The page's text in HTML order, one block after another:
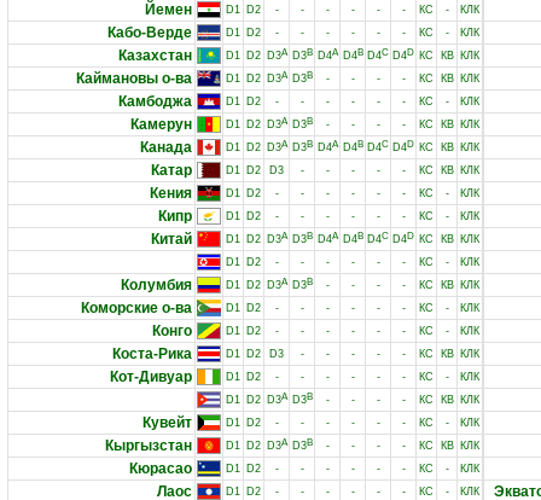
Йемен D1 D2 - - - - - - КС - КЛК
Кабо-Верде D1 D2 - - - - - - КС - КЛК
Казахстан D1 D2 D3A D3B D4A D4B D4C D4D КС КВ КЛК
Каймановы о-ва D1 D2 D3A D3B - - - - КС КВ КЛК
Камбоджа D1 D2 - - - - - - КС - КЛК
Камерун D1 D2 D3A D3B - - - - КС КВ КЛК
Канада D1 D2 D3A D3B D4A D4B D4C D4D КС КВ КЛК
Катар D1 D2 D3 - - - - - КС КВ КЛК
Кения D1 D2 - - - - - - КС - КЛК
Кипр D1 D2 - - - - - - КС - КЛК
Китай D1 D2 D3A D3B D4A D4B D4C D4D КС КВ
КЛК
D1 D2 - - - - - - КС - КЛК
Колумбия D1 D2 D3A D3B - - - - КС КВ КЛК
Коморские о-ва D1 D2 - - - - - - КС - КЛК
Конго D1 D2 - - - - - - КС - КЛК
Коста-Рика D1 D2 D3 - - - - - КС КВ КЛК
Кот-Дивуар D1 D2 - - - - - - КС -
КЛК
D1 D2 D3A D3B - - - - КС КВ КЛК
Кувейт D1 D2 - - - - - - КС - КЛК
Кыргызстан D1 D2 D3A D3B - - - - КС КВ КЛК
Кюрасао D1 D2 - - - - - - КС - КЛК
Лаос D1 D2 - - - - - - КС - КЛК